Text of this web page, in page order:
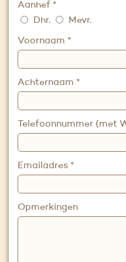
Aanhef *
Dhr.
Mevr.
Voornaam *
Achternaam *
Telefoonnummer (met
Emailadres *
Opmerkingen